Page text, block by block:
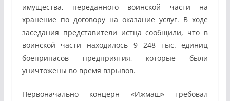
имущества, переданного воинской части на
хранение по договору на оказание услуг. В ходе
заседания представители истца сообщили, что в
воинской части находилось 9 248 тыс. единиц
боеприпасов предприятия, которые были
уничтожены во время взрывов.
Первоначально концерн «Ижмаш» требовал